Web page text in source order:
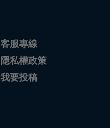
客服專線
隱私權政策
我要投稿